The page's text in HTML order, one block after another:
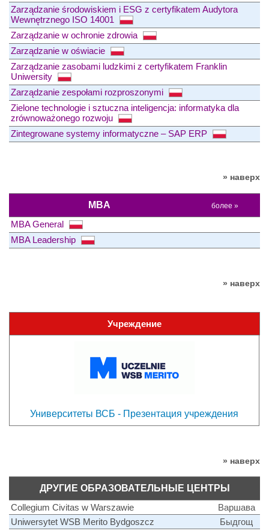
Zarządzanie środowiskiem i ESG z certyfikatem Audytora
Wewnętrznego ISO 14001
Zarządzanie w ochronie zdrowia
Zarządzanie w oświacie
Zarządzanie zasobami ludzkimi z certyfikatem Franklin
Uniwersity
Zarządzanie zespołami rozproszonymi
Zielone technologie i sztuczna inteligencja: informatyka dla
zrównoważonego rozwoju
Zintegrowane systemy informatyczne – SAP ERP
» наверх
MBA более »
MBA General
MBA Leadership
» наверх
Учреждение
Университеты ВСБ - Презентация учреждения
» наверх
ДРУГИЕ ОБРАЗОВАТЕЛЬНЫЕ ЦЕНТРЫ
Collegium Civitas w Warszawie
Варшава
Uniwersytet WSB Merito Bydgoszcz
Быдгощ